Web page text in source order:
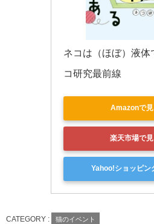
ネコは（ほぼ）液体
コ研究最前線
Amazonで見
楽天市場で
Yahoo!ショッピン
CATEGORY : 猫のイベント